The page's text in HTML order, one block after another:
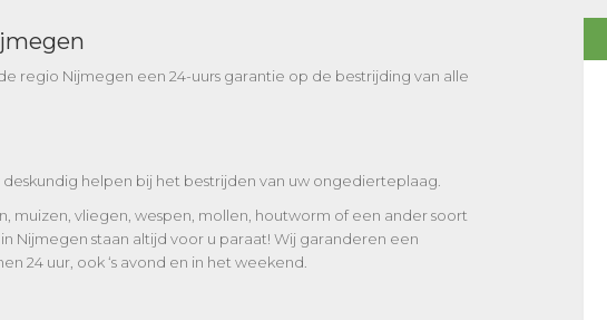
regio Nijmegen een 24-uurs garantie op de bestrijding van alle
helpen bij het bestrijden van uw ongedierteplaag.
muizen, vliegen, wespen, mollen, houtworm of een ander soort
Nijmegen staan altijd voor u paraat! Wij garanderen een
24 uur, ook ‘s avond en in het weekend.